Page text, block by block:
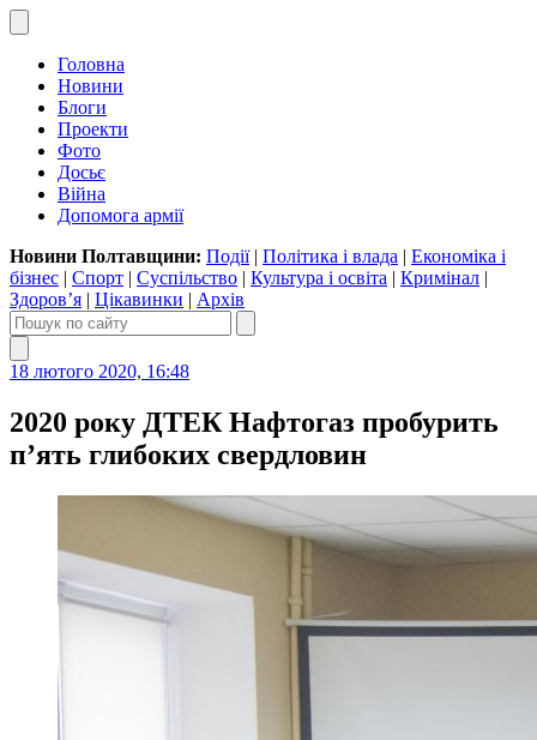
Головна
Новини
Блоги
Проекти
Фото
Досьє
Війна
Допомога армії
Новини Полтавщини: Події| Політика і влада | Економіка і
бізнес | Спорт | Суспільство | Культура і освіта | Кримінал |
Здоров’я | Цікавинки | Архів
18 лютого 2020, 16:48
2020 року ДТЕК Нафтогаз пробурить
п’ять глибоких свердловин